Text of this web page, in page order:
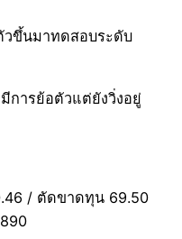
วขึ้นมาทดสอบระดับ
การย้อตัวแต่ยังวิ่งอยู่
/ ตัดขาดทุน 69.50